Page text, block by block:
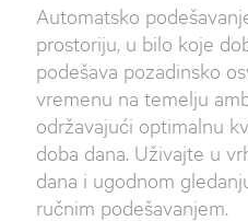
Automatsko
prostoriju, u bilo koje
podešava pozadinsko
vremenu na temelju
održavajući optimalnu
doba dana. Uživajte u
dana i ugodnom
ručnim podešavanjem.